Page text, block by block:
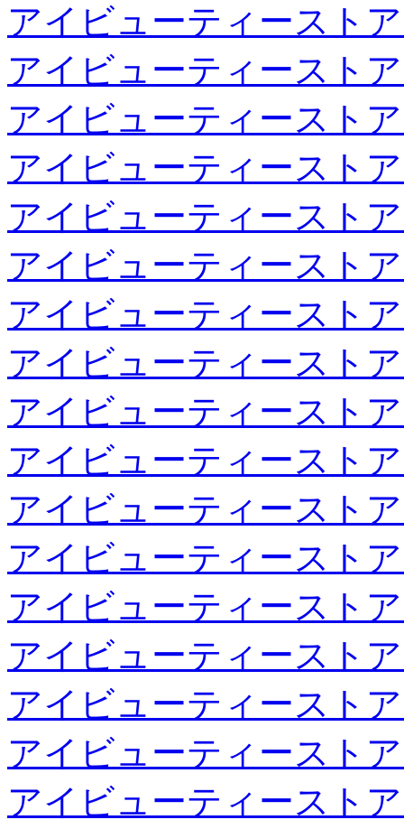
アイビューティースト
アイビューティースト
アイビューティースト
アイビューティースト
アイビューティースト
アイビューティースト
アイビューティースト
アイビューティースト
アイビューティースト
アイビューティースト
アイビューティースト
アイビューティースト
アイビューティースト
アイビューティースト
アイビューティースト
アイビューティースト
アイビューティースト